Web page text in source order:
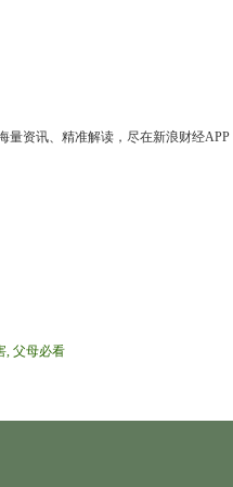
量资讯、精准解读，尽在新浪财经APP
, 父母必看